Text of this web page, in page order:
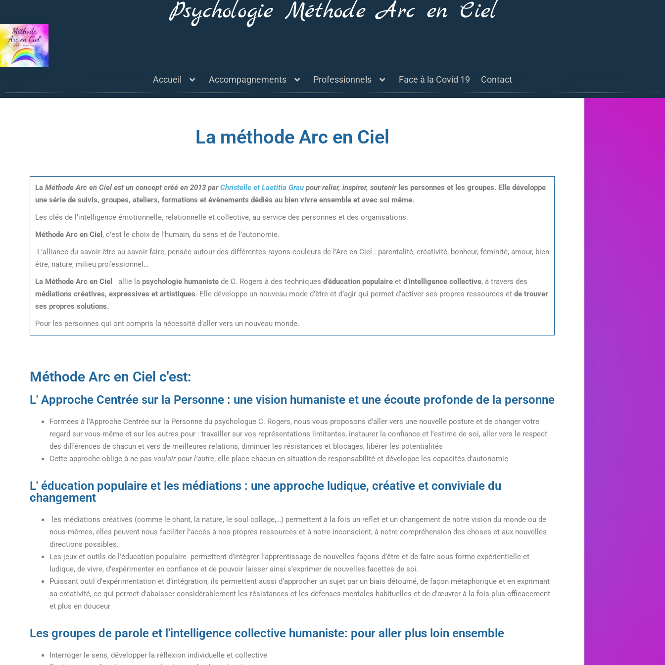
Psychologie Méthode Arc en Ciel
Accueil Accompagnements Professionnels Face à la Covid 19 Contact
La méthode Arc en Ciel
La Méthode Arc en Ciel est un concept créé en 2013 parChristelle et Laetitia Grau pour relier, inspirer, soutenir les personnes et les groupes. Elle développe
une série de suivis, groupes, ateliers, formations et évènements dédiés au bien vivre ensemble et avec soi même.
Les clés de l’intelligence émotionnelle, relationnelle et collective, au service des personnes et des organisations.
Méthode Arc en Ciel , c’est le choix de l’humain, du sens et de l’autonomie.
L’alliance du savoir-être au savoir-faire, pensée autour des différentes rayons-couleurs de l’Arc en Ciel : parentalité, créativité, bonheur, féminité, amour, bien
être, nature, milieu professionnel…
La Méthode Arc en Ciel
allie la psychologie humaniste de C. Rogers à des techniques d’éducation populaire et d’intelligence collective, à travers des
médiations créatives, expressives et artistiques. Elle développe un nouveau mode d’être et d’agir qui permet d’activer ses propres ressources et de trouver
ses propres solutions.
Pour les personnes qui ont compris la nécessité d’aller vers un nouveau monde.
Méthode Arc en Ciel c'est:
L' Approche Centrée sur la Personne : une vision humaniste et une écoute profonde de la personne
Formées à l’Approche Centrée sur la Personne du psychologue C. Rogers, nous vous proposons d’aller vers une nouvelle posture et de changer votre
regard sur vous-même et sur les autres pour : travailler sur vos représentations limitantes, instaurer la confiance et l’estime de soi, aller vers le respect
des différences de chacun et vers de meilleures relations, diminuer les résistances et blocages, libérer les potentialités
Cette approche oblige à ne pas vouloir pour l’autre; elle place chacun en situation de responsabilité et développe les capacités d’autonomie
L' éducation populaire et les médiations : une approche ludique, créative et conviviale du
changement
les médiations créatives (comme le chant, la nature, le soul collage,…) permettent à la fois un reflet et un changement de notre vision du monde ou de
nous-mêmes, elles peuvent nous faciliter l’accès à nos propres ressources et à notre inconscient, à notre compréhension des choses et aux nouvelles
directions possibles.
Les jeux et outils de l’éducation populaire permettent d’intégrer l’apprentissage de nouvelles façons d’être et de faire sous forme expérientielle et
ludique, de vivre, d’expérimenter en confiance et de pouvoir laisser ainsi s’exprimer de nouvelles facettes de soi.
Puissant outil d’expérimentation et d’intégration, ils permettent aussi d’approcher un sujet par un biais détourné, de façon métaphorique et en exprimant
sa créativité, ce qui permet d’abaisser considérablement les résistances et les défenses mentales habituelles et de d’œuvrer à la fois plus efficacement
et plus en douceur
Les groupes de parole et l'intelligence collective humaniste: pour aller plus loin ensemble
Interroger le sens, développer la réflexion individuelle et collective